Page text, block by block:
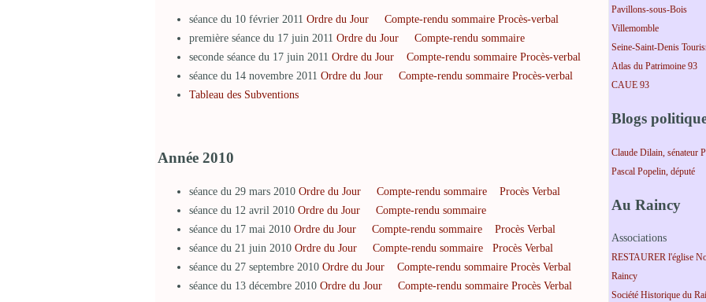
séance du 10 février 2011 Ordre du Jour Compte-rendu sommaire Procès-verbal
première séance du 17 juin 2011 Ordre du Jour
Compte-rendu sommaire
seconde séance du 17 juin 2011 Ordre du Jour Compte-rendu sommaire Procès-verbal
séance du 14 novembre 2011 Ordre du Jour Compte-rendu sommaire Procès-verbal
Tableau des Subventions
Année 2010
séance du 29 mars 2010 Ordre du Jour Compte-rendu sommaire
Procès Verbal
séance du 12 avril 2010 Ordre du Jour
Compte-rendu sommaire
séance du 17 mai 2010 Ordre du Jour Compte-rendu sommaire
Procès Verbal
séance du 21 juin 2010 Ordre du Jour Compte-rendu sommaire
Procès Verbal
séance du 27 septembre 2010 Ordre du Jour Compte-rendu sommaire Procès Verbal
séance du 13 décembre 2010 Ordre du Jour Compte-rendu sommaire Procès Verbal
Pavillons-sous-Bois
Villemomble
Seine-Saint-Denis
Atlas du Patrimoine 93
CAUE 93
Blogs
Claude Dilain, sénateur
Pascal Popelin, député
Au Raincy
Associations
RESTAURER l'église
Raincy
Société Historique du